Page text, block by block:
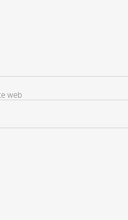
web